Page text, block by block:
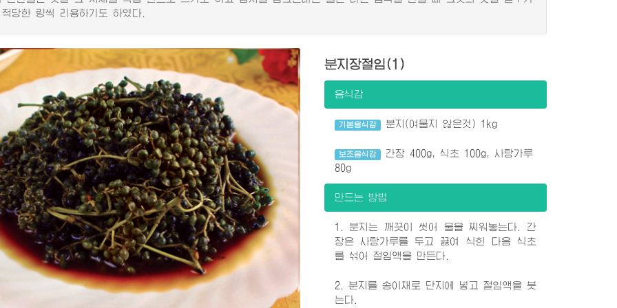
당한 량씩 리용하기도 하였다.
분지장절임(1)
음식감
기본음식감 분지(여물지 않은것) 1kg
보조음식감
간장 400g, 식초 100g, 사탕가루
80g
만드는 방법
1. 분지는 깨끗이 씻어 물을 찌워놓는다. 간
장은 사탕가루를 두고 끓여 식힌 다음 식초
를 섞어 절임액을 만든다.
2. 분지를 송이채로 단지에 넣고 절임액을 붓
는다.